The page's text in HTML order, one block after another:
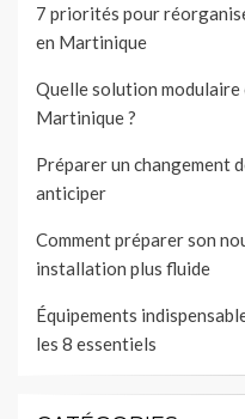
7 priorités pour
en Martinique
Quelle solution modulaire
Martinique ?
Préparer un changement
anticiper
Comment préparer son
installation plus fluide
Équipements
les 8 essentiels